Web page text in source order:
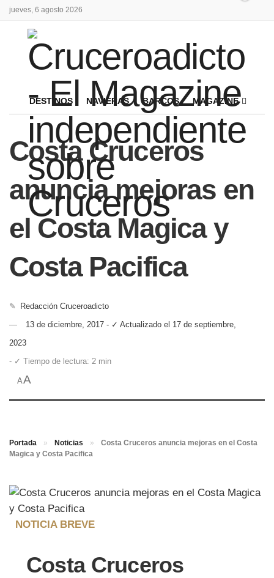
jueves, 6 agosto 2026
DESTINOS NAVIERAS BARCOS MAGAZINE
Costa Cruceros
anuncia mejoras en
el Costa Magica y
Costa Pacifica
✎
Redacción Cruceroadicto
13 de diciembre, 2017 - ✓ Actualizado el 17 de septiembre,
2023
- ✓ Tiempo de lectura: 2 min
AA
Portada » Noticias »
Costa Cruceros anuncia mejoras en el Costa
Magica y Costa Pacifica
NOTICIA BREVE
Costa Cruceros